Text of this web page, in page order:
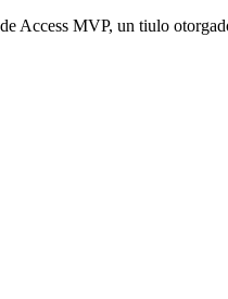
Access MVP, un tiulo